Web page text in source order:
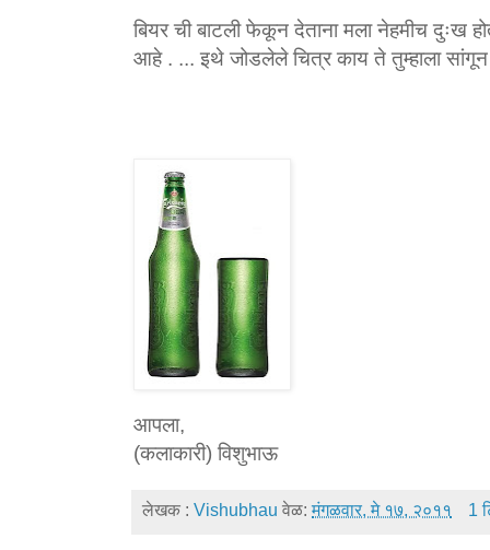
बियर ची बाटली फेकून देताना मला नेहमीच दुःख
आहे . ... इथे जोडलेले चित्र काय ते तुम्हाला
आपला,
(कलाकारी) विशुभाऊ
लेखक : Vishubhau वेळ:मंगळवार, मे १७, २०११ 1